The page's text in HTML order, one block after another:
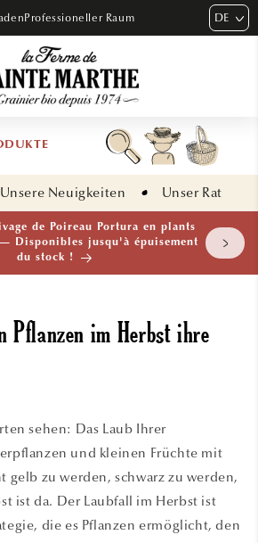
Professioneller Raum DE
Unsere Neuigkeiten Unser Rat
de Poireau Portura en plants
— Disponibles jusqu'à épuisement
du stock !
Pflanzen im Herbst ihre
sehen: Das Laub Ihrer
und kleinen Früchte mit
gelb zu werden, schwarz zu werden,
ist da. Der Laubfall im Herbst ist
die es Pflanzen ermöglicht, den